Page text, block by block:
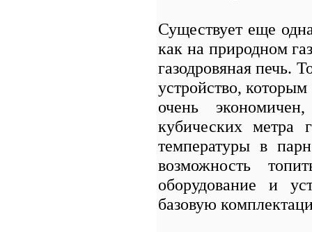
Существует еще
как на природном
газодровяная печь.
устройство,
очень
кубических
температуры в
возможность
оборудование и
базовую